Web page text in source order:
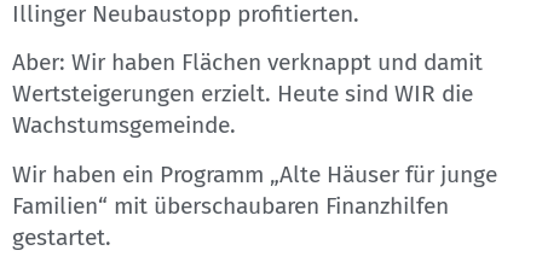
Illinger Neubaustopp profitierten.
Aber: Wir haben Flächen verknappt und damit
Wertsteigerungen erzielt. Heute sind WIR die
Wachstumsgemeinde.
Wir haben ein Programm „Alte Häuser für junge
Familien“ mit überschaubaren Finanzhilfen
gestartet.